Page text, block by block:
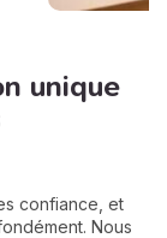
unique
confiance, et
Nous